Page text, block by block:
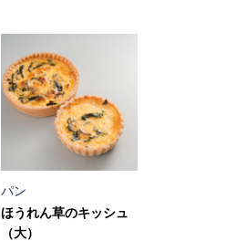
パン
ほうれん草のキッシュ
（大）